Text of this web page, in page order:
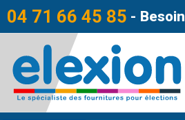
04 71 66 45 85 -